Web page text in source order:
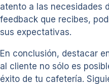
atento a las necesidades
feedback que recibes,
sus expectativas.
En conclusión, destacar
al cliente no sólo es
éxito de tu cafetería.